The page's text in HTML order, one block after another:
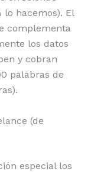
lo hacemos). El
complementa
los datos
y cobran
palabras de
(de
especial los